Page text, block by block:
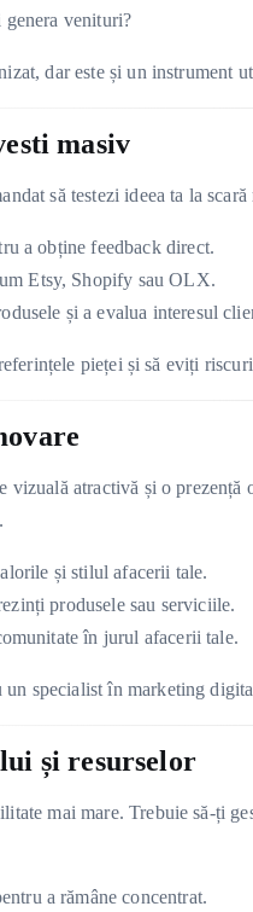
venituri?
dar este și un instrument
masiv
să testezi ideea ta la
a obține feedback direct.
Etsy, Shopify sau OLX.
și a evalua interesul
pieței și să eviți
vizuală atractivă și o
și stilul afacerii tale.
produsele sau serviciile.
în jurul afacerii tale.
specialist în marketing
și resurselor
mai mare. Trebuie să-ți
a rămâne concentrat.